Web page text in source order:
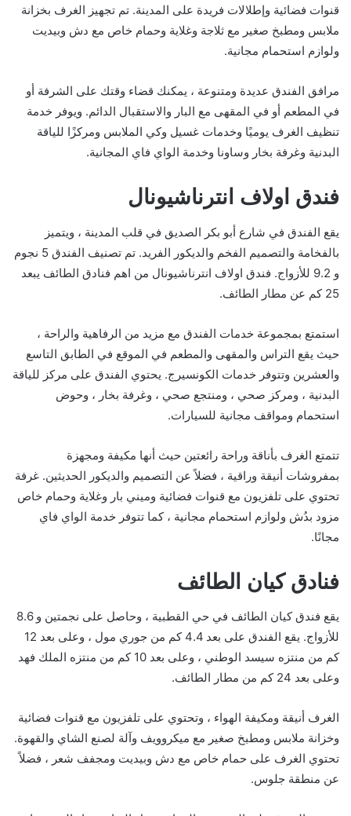
قنوات فضائية وإطلالات فريدة على المدينة. تم تجهيز الغرف بخزانة
ملابس ومطبخ صغير مع ثلاجة وغلاية وحمام خاص مع دش وبيديت
ولوازم استحمام مجانية.
مرافق الفندق عديدة ومتنوعة ، يمكنك قضاء وقتك على الشرفة أو
في المطعم أو في المقهى مع البار والاستقبال الدائم. ويوفر خدمة
تنظيف الغرف يوميًا وخدمات غسيل وكي الملابس ومركزًا للياقة
البدنية وغرفة بخار وساونا وخدمة الواي فاي المجانية.
فندق اولاف انترناشيونال
يقع الفندق في شارع أبو بكر الصديق في قلب المدينة ، ويتميز
بالفخامة والتصميم الفخم والديكور الفريد. تم تصنيف الفندق 5 نجوم
و 9.2 للأزواج. فندق اولاف انترناشيونال من اهم فنادق الطائف يبعد
25 كم عن مطار الطائف.
استمتع بمجموعة خدمات الفندق مع مزيد من الرفاهية والراحة ،
حيث يقع التراس والمقهى والمطعم في الموقع في الطابق التاسع
والعشرين وتتوفر خدمات الكونسيرج. يحتوي الفندق على مركز للياقة
البدنية ، ومركز صحي ، ومنتجع صحي ، وغرفة بخار ، وحوض
استحمام ومواقف مجانية للسيارات.
تتمتع الغرف بأناقة وراحة رائعتين حيث أنها مكيفة ومجهزة
بمفروشات أنيقة وراقية ، فضلاً عن التصميم والديكور الحديثين. غرفة
تحتوي على تلفزيون مع قنوات فضائية وميني بار وغلاية وحمام خاص
مزود بدُش ولوازم استحمام مجانية ، كما تتوفر خدمة الواي فاي
مجانًا.
فنادق كيان الطائف
يقع فندق كيان الطائف في حي القطبية ، وحاصل على نجمتين و 8.6
للأزواج. يقع الفندق على بعد 4.4 كم من جوري مول ، وعلى بعد 12
كم من منتزه سيسد الوطني ، وعلى بعد 10 كم من منتزه الملك فهد
وعلى بعد 24 كم من مطار الطائف.
الغرف أنيقة ومكيفة الهواء ، وتحتوي على تلفزيون مع قنوات فضائية
وخزانة ملابس ومطبخ صغير مع ميكروويف وآلة لصنع الشاي والقهوة.
تحتوي الغرف على حمام خاص مع دش وبيديت ومجفف شعر ، فضلاً
عن منطقة جلوس.